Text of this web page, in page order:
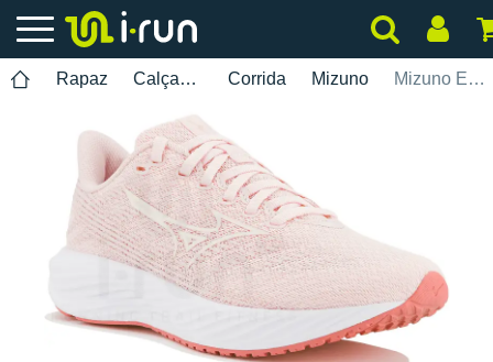
Rapaz Calçados Corrida Mizuno Mizuno Enerzy Rider Júnior